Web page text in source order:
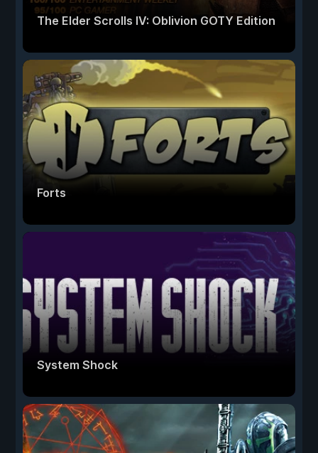
The Elder Scrolls IV: Oblivion GOTY Edition
Forts
System Shock